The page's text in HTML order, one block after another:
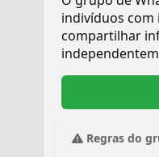
indivíduos com
compartilhar
Regras do